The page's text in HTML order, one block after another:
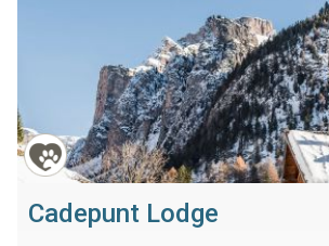
Cadepunt Lodge